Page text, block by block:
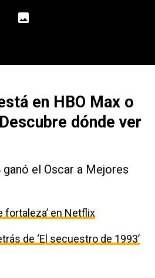
en HBO Max o
dónde ver
el Oscar a Mejores
fortaleza’ en Netflix
de ‘El secuestro de 1993’